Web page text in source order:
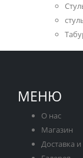
МЕНЮ
О нас
Магазин
Доставка и